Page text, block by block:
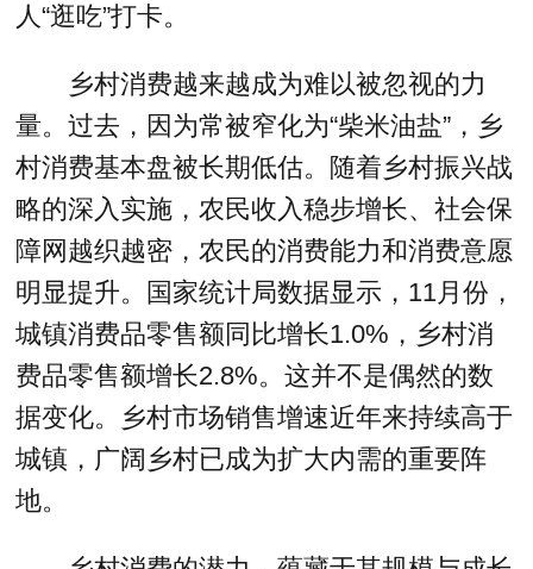
人“逛吃”打卡。
乡村消费越来越成为难以被忽视的力
量。过去，因为常被窄化为“柴米油盐”，乡
村消费基本盘被长期低估。随着乡村振兴战
略的深入实施，农民收入稳步增长、社会保
障网越织越密，农民的消费能力和消费意愿
明显提升。国家统计局数据显示，11月份，
城镇消费品零售额同比增长1.0%，乡村消
费品零售额增长2.8%。这并不是偶然的数
据变化。乡村市场销售增速近年来持续高于
城镇，广阔乡村已成为扩大内需的重要阵
地。